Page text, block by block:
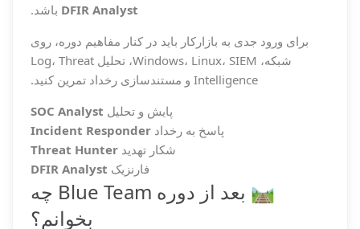
DFIR Analyst باشد.
برای ورود جدی به بازارکار باید در کنار مفاهیم دوره، روی
شبکه، Windows، Linux، SIEM، تحلیل Log، Threat
Intelligence و مستندسازی رخداد تمرین کنید.
پایش و تحلیل SOC Analyst
پاسخ به رخداد Incident Responder
شکار تهدید Threat Hunter
فارنزیک DFIR Analyst
🛤️ بعد از دوره Blue Team چه
بخوانم؟